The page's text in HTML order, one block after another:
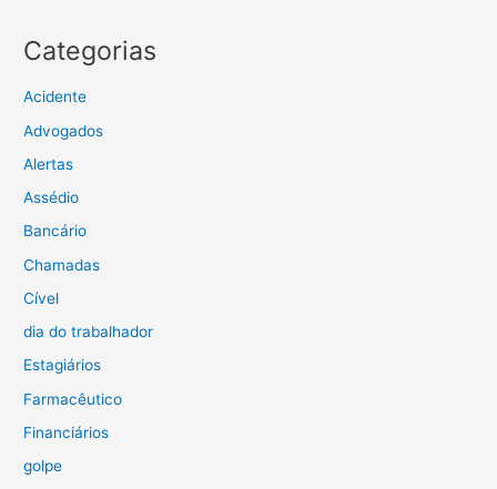
Categorias
Acidente
Advogados
Alertas
Assédio
Bancário
Chamadas
Cível
dia do trabalhador
Estagiários
Farmacêutico
Financiários
golpe